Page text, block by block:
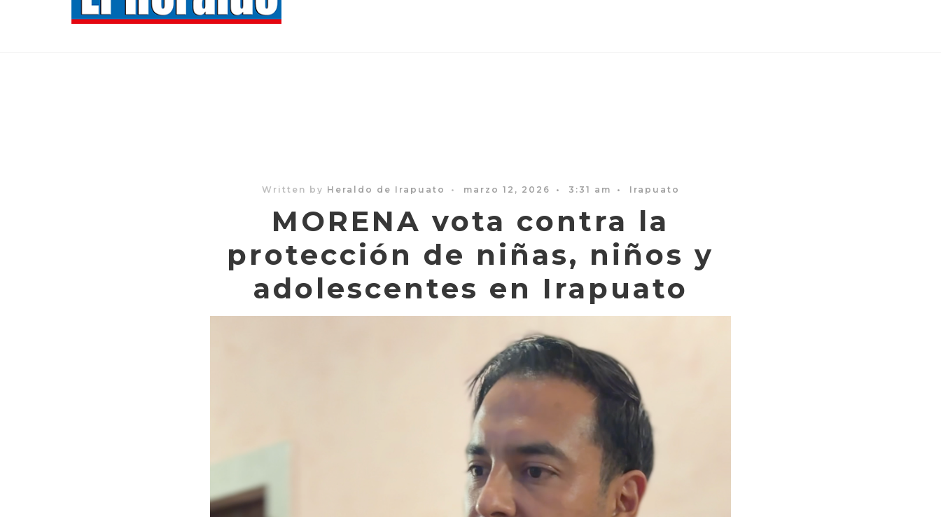
Written by Heraldo de Irapuato • marzo 12, 2026 • 3:31 am • Irapuato
MORENA vota contra la
protección de niñas, niños y
adolescentes en Irapuato